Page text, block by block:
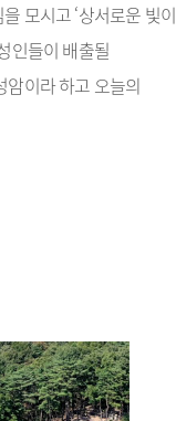
모시고 ‘상서로운 빛이
인들이 배출될
암이라 하고 오늘의